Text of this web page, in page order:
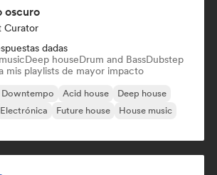
oscuro
Curator
dadas
Deep houseDrum and BassDubstep
mis playlists de mayor impacto
Acid house
Deep house
Electrónica Future house
House music